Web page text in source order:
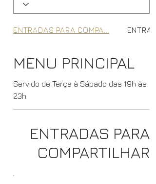
MENU PRINCIPAL
Servido de Terça à Sábado das 19h às
23h
ENTRADAS PARA
COMPARTILHAR
ENTRADAS PARA COMPA...